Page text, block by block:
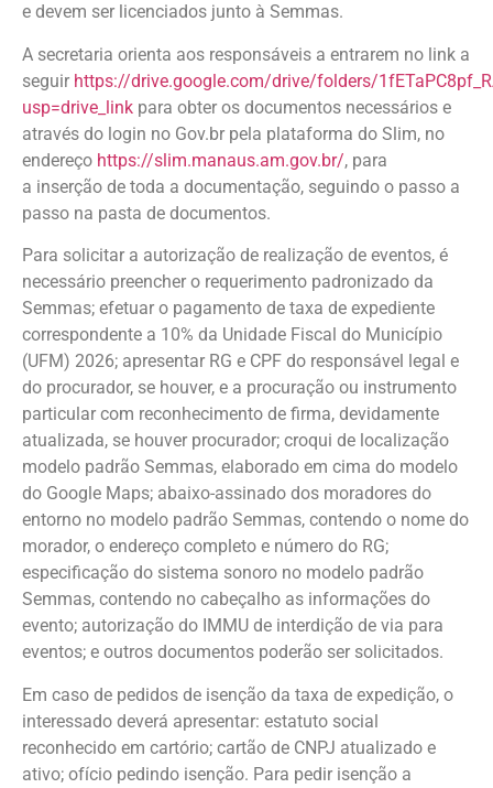
e devem ser licenciados junto à Semmas.
A secretaria orienta aos responsáveis a entrarem no link a
seguir https://drive.google.com/drive/folders/
usp=drive_link para obter os documentos necessários e
através do login no Gov.br pela plataforma do Slim, no
endereço https://slim.manaus.am.gov.br/, para
a inserção de toda a documentação, seguindo o passo a
passo na pasta de documentos.
Para solicitar a autorização de realização de eventos, é
necessário preencher o requerimento padronizado da
Semmas; efetuar o pagamento de taxa de expediente
correspondente a 10% da Unidade Fiscal do Município
(UFM) 2026; apresentar RG e CPF do responsável legal e
do procurador, se houver, e a procuração ou instrumento
particular com reconhecimento de firma, devidamente
atualizada, se houver procurador; croqui de localização
modelo padrão Semmas, elaborado em cima do modelo
do Google Maps; abaixo-assinado dos moradores do
entorno no modelo padrão Semmas, contendo o nome do
morador, o endereço completo e número do RG;
especificação do sistema sonoro no modelo padrão
Semmas, contendo no cabeçalho as informações do
evento; autorização do IMMU de interdição de via para
eventos; e outros documentos poderão ser solicitados.
Em caso de pedidos de isenção da taxa de expedição, o
interessado deverá apresentar: estatuto social
reconhecido em cartório; cartão de CNPJ atualizado e
ativo; ofício pedindo isenção. Para pedir isenção a